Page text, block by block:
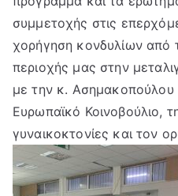
συμμετοχής στις
χορήγηση κονδυλίων από
περιοχής μας στην
με την κ. Ασημακοπούλου
Ευρωπαϊκό Κοινοβούλιο,
γυναικοκτονίες και τον